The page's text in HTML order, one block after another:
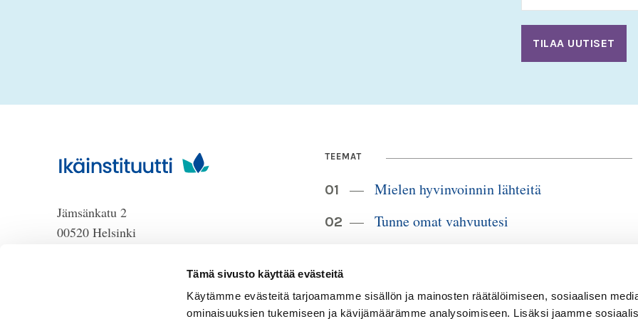
Tämä sivusto käyttää evästeitä
Käytämme evästeitä tarjoamamme sisällön ja mainosten räätälöimiseen, sosiaalisen
ominaisuuksien tukemiseen ja kävijämäärämme analysoimiseen. Lisäksi jaamme
Jämsänkatu 2
00520 Helsinki
käyttö loppuu 30.6.2026, sen
jälkeen numero on 040 350
TEEMAT
Mielen hyvinvoinnin lähteitä
Tunne omat vahvuutesi